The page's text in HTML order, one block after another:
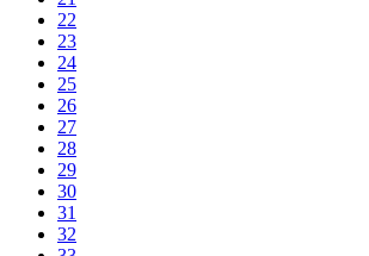
22
23
24
25
26
27
28
29
30
31
32